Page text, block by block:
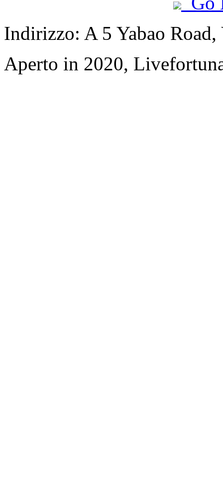
Indirizzo: A 5 Yabao Road,
Aperto in 2020,